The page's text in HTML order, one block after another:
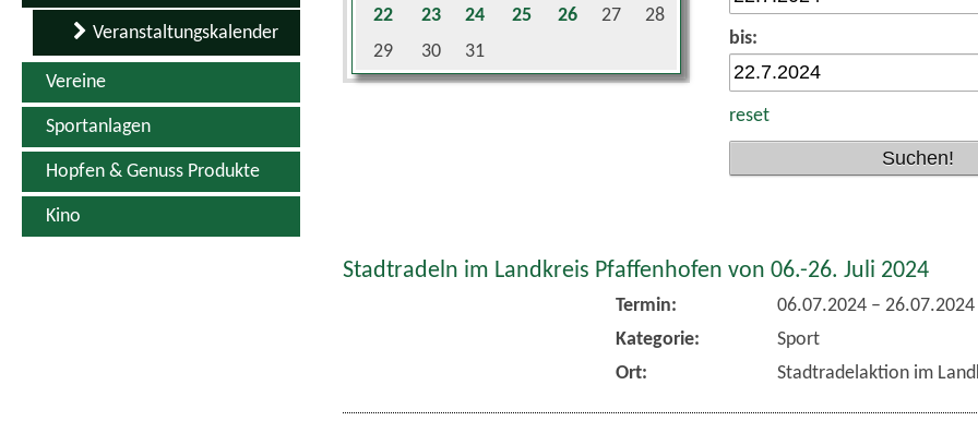
Veranstaltungskalender
Vereine
Sportanlagen
Hopfen & Genuss Produkte
Kino
22
23 24 25 26 27
28
29
30 31
bis:
reset
Stadtradeln im Landkreis Pfaffenhofen von 06.-26. Juli 2024
Termin: 06.07.2024– 26.07.2024
Kategorie:
Sport
Ort:
Stadtradelaktion im